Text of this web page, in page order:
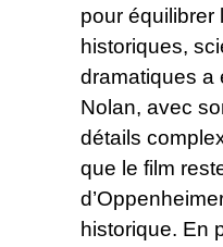
pour équilibrer
historiques,
dramatiques a
Nolan, avec
détails
que le film
historique. En